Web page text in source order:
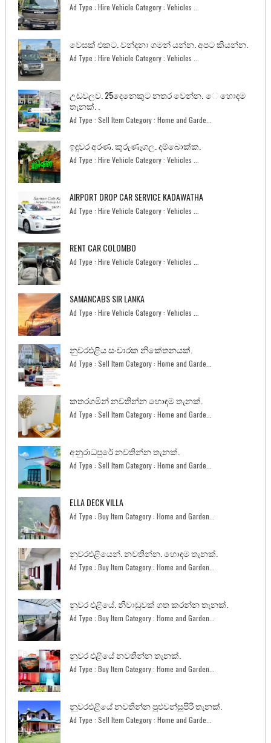
Ad Type : Hire Vehicle Category : Vehicles ...
වෙසක් එකට. වන්දනා ගමන් යන්න. අපට කියන්න.
Ad Type : Hire Vehicle Category : Vehicles ...
උඩවලව. 25දෙනෙකුට නතර වෙන්න. ෙ හොඳම
තැනක්. .
Ad Type : Sell Item Category : Home and Garde...
ඉඳුවර අරණ. කුරුණෑගල. දම්බොක්ක.
Ad Type : Hire Vehicle Category : Vehicles ...
AIRPORT DROP CAR SERVICE KADAWATHA
Ad Type : Hire Vehicle Category : Vehicles ...
RENT CAR COLOMBO
Ad Type : Hire Vehicle Category : Vehicles ...
SAMANCABS SIR LANKA
Ad Type : Hire Vehicle Category : Vehicles ...
නුවරඑළිය සංචාරක නිකේතනයක්.
Ad Type : Sell Item Category : Home and Garde...
කතරගමින් නවතින්න හොඳම තැනක්.
Ad Type : Sell Item Category : Home and Garde...
අනුරාධපුරේ නවතින්න තැනක්.
Ad Type : Sell Item Category : Home and Garde...
ELLA DECK VILLA
Ad Type : Buy Item Category : Home and Garden...
නුවරඑළියෙන්. නවතින්න. හොඳම තැනක්.
Ad Type : Buy Item Category : Home and Garden...
නුවර එළියේ. නිවාඩුවක් ගත කරන්න තැනක්.
Ad Type : Buy Item Category : Home and Garden...
නුවර එළියේ නවතින්න තැනක්.
Ad Type : Buy Item Category : Home and Garden...
නුවරඑළියේ නවතින්න පුළුවන්සුපිරි තැනක්.
Ad Type : Sell Item Category : Home and Garde...